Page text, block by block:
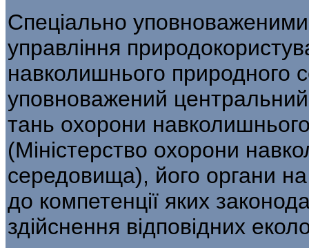
Спеціально
управління
навколишнього природного
уповноважений
тань охорони
(Міністерство охорони
середовища), його органи на
до компетенції яких
здійснення відповідних